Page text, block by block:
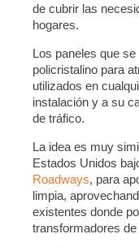
de cubrir las
hogares.
Los paneles que
policristalino para
utilizados en
instalación y a su
de tráfico.
La idea es muy
Estados Unidos
Roadways, para
limpia,
existentes donde
transformadores